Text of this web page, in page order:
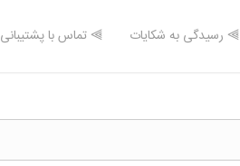
⫸ رسیدگی به شکایات ⫸ تماس با پشتیبانی